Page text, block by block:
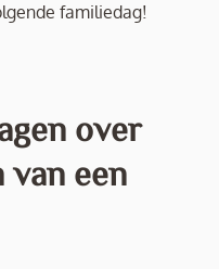
familiedag!
over
van een